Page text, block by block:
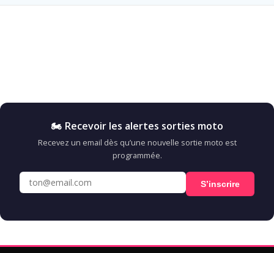
🏍️ Recevoir les alertes sorties moto
Recevez un email dès qu’une nouvelle sortie moto est
programmée.
S’inscrire